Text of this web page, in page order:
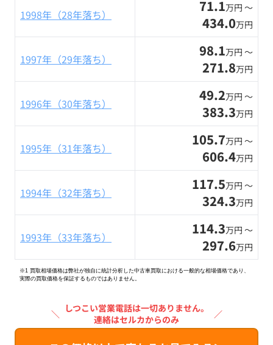
1998年（28年落ち） 71.1万円 〜
434.0万円
1997年（29年落ち） 98.1万円 〜
271.8万円
1996年（30年落ち） 49.2万円 〜
383.3万円
1995年（31年落ち） 105.7万円 〜
606.4万円
1994年（32年落ち） 117.5万円 〜
324.3万円
1993年（33年落ち） 114.3万円 〜
297.6万円
※1 買取相場価格は弊社が独自に統計分析した中古車買取における一般的な相場価格であり、
実際の買取価格を保証するものではありません。
＼ しつこい営業電話は一切ありません。
連絡はセルカからのみ
／